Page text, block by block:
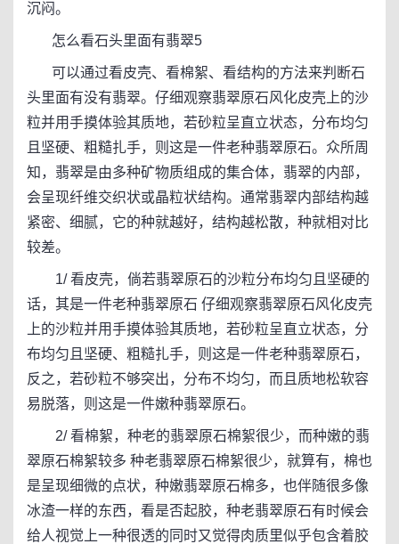
沉闷。
怎么看石头里面有翡翠5
可以通过看皮壳、看棉絮、看结构的方法来判断石
头里面有没有翡翠。仔细观察翡翠原石风化皮壳上的沙
粒并用手摸体验其质地，若砂粒呈直立状态，分布均匀
且坚硬、粗糙扎手，则这是一件老种翡翠原石。众所周
知，翡翠是由多种矿物质组成的集合体，翡翠的内部，
会呈现纤维交织状或晶粒状结构。通常翡翠内部结构越
紧密、细腻，它的种就越好，结构越松散，种就相对比
较差。
1/ 看皮壳，倘若翡翠原石的沙粒分布均匀且坚硬的
话，其是一件老种翡翠原石 仔细观察翡翠原石风化皮壳
上的沙粒并用手摸体验其质地，若砂粒呈直立状态，分
布均匀且坚硬、粗糙扎手，则这是一件老种翡翠原石，
反之，若砂粒不够突出，分布不均匀，而且质地松软容
易脱落，则这是一件嫩种翡翠原石。
2/ 看棉絮，种老的翡翠原石棉絮很少，而种嫩的翡
翠原石棉絮较多 种老翡翠原石棉絮很少，就算有，棉也
是呈现细微的点状，种嫩翡翠原石棉多，也伴随很多像
冰渣一样的东西，看是否起胶，种老翡翠原石有时候会
给人视觉上一种很透的同时又觉得肉质里似乎包含着胶